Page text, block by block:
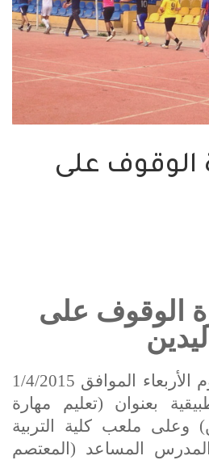
الوقوف على
الوقوف على
ألقيت صباح يوم الأربعاء الموافق 1/4/2015
بعنوان (تعليم مهارة
وعلى ملعب كلية التربية
المساعد (المعتصم